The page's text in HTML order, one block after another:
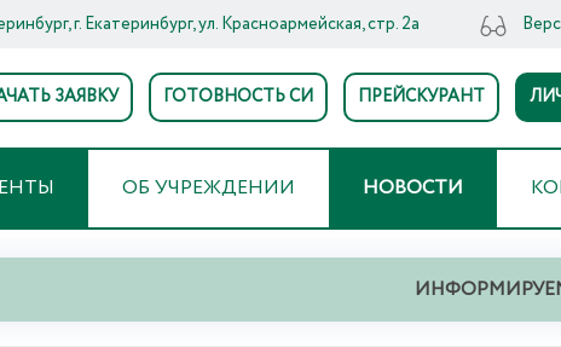
г. Екатеринбург, ул. Красноармейская, стр. 2а
ЗАЯВКУ ГОТОВНОСТЬ СИ ПРЕЙСКУРАНТ
ОБ УЧРЕЖДЕНИИ НОВОСТИ
ИНФОРМИРУЕМ